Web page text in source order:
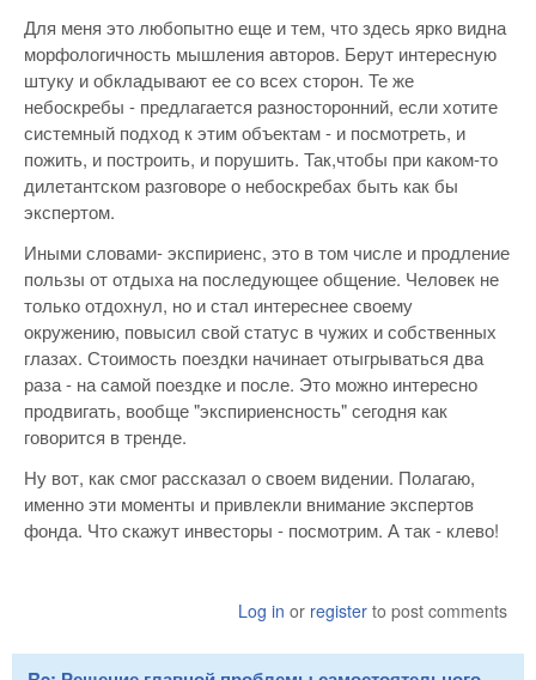
Для меня это любопытно еще и тем, что здесь ярко видна
морфологичность мышления авторов. Берут интересную
штуку и обкладывают ее со всех сторон. Те же
небоскребы - предлагается разносторонний, если хотите
системный подход к этим объектам - и посмотреть, и
пожить, и построить, и порушить. Так,чтобы при каком-то
дилетантском разговоре о небоскребах быть как бы
экспертом.
Иными словами- экспириенс, это в том числе и продление
пользы от отдыха на последующее общение. Человек не
только отдохнул, но и стал интереснее своему
окружению, повысил свой статус в чужих и собственных
глазах. Стоимость поездки начинает отыгрываться два
раза - на самой поездке и после. Это можно интересно
продвигать, вообще "экспириенсность" сегодня как
говорится в тренде.
Ну вот, как смог рассказал о своем видении. Полагаю,
именно эти моменты и привлекли внимание экспертов
фонда. Что скажут инвесторы - посмотрим. А так - клево!
Log in or register to post comments